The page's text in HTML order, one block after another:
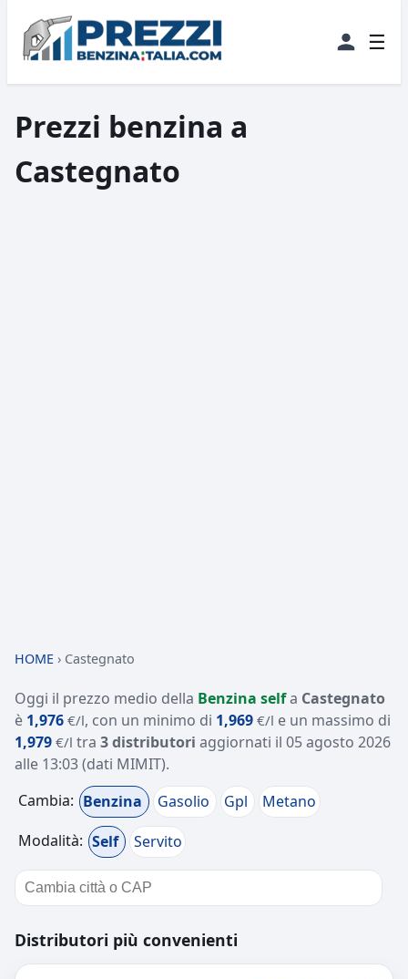
☰
Prezzi benzina a
Castegnato
HOME › Castegnato
Oggi il prezzo medio della Benzina selfa Castegnato
è 1,976 €/l, con un minimo di 1,969 €/l e un massimo di
1,979 €/l tra 3 distributori aggiornati il 05 agosto 2026
alle 13:03(dati MIMIT).
Cambia: Benzina Gasolio Gpl
Metano
Modalità: Self Servito
Distributori più convenienti